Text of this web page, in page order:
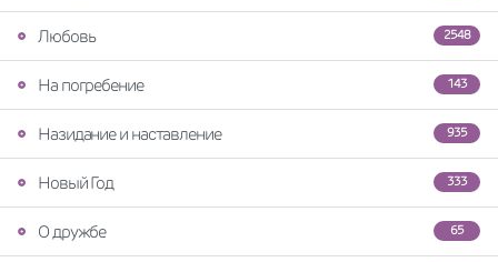
2548
Любовь
143
На погребение
935
Назидание и наставление
333
Новый Год
65
О дружбе